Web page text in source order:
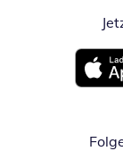
Öffnet